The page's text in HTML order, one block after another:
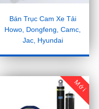
Bán Trục Cam Xe Tải
Howo, Dongfeng, Camc,
Jac, Hyundai
Mới